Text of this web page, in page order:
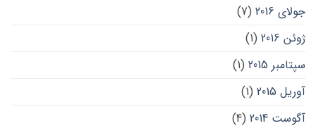
جولای 2016
(7)
ژوئن 2016
(1)
سپتامبر 2015
(1)
آوریل 2015
(1)
آگوست 2014
(4)